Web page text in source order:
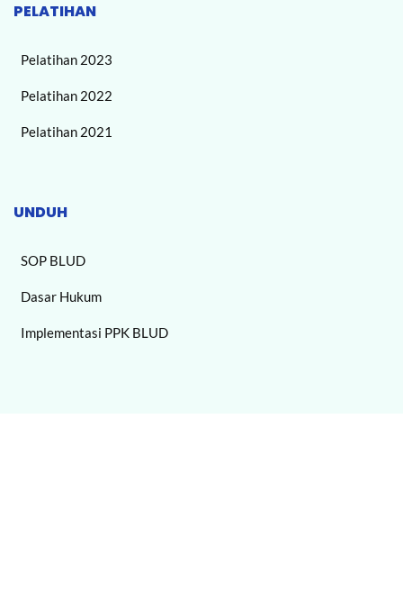
PELATIHAN
Pelatihan 2023
Pelatihan 2022
Pelatihan 2021
UNDUH
SOP BLUD
Dasar Hukum
Implementasi PPK BLUD